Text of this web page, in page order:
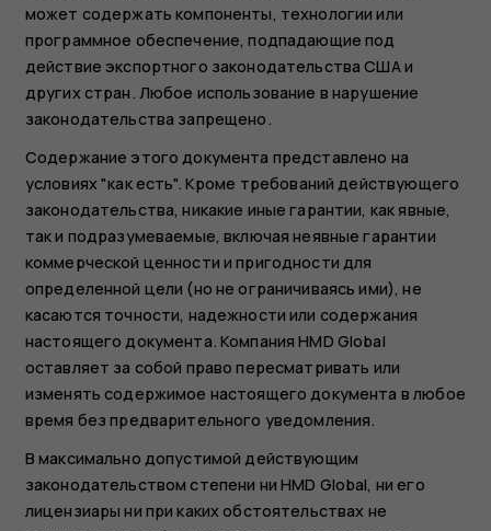
может содержать компоненты, технологии или
программное обеспечение, подпадающие под
действие экспортного законодательства США и
других стран. Любое использование в нарушение
законодательства запрещено.
Содержание этого документа представлено на
условиях "как есть". Кроме требований действующего
законодательства, никакие иные гарантии, как явные,
так и подразумеваемые, включая неявные гарантии
коммерческой ценности и пригодности для
определенной цели (но не ограничиваясь ими), не
касаются точности, надежности или содержания
настоящего документа. Компания HMD Global
оставляет за собой право пересматривать или
изменять содержимое настоящего документа в любое
время без предварительного уведомления.
В максимально допустимой действующим
законодательством степени ни HMD Global, ни его
лицензиары ни при каких обстоятельствах не